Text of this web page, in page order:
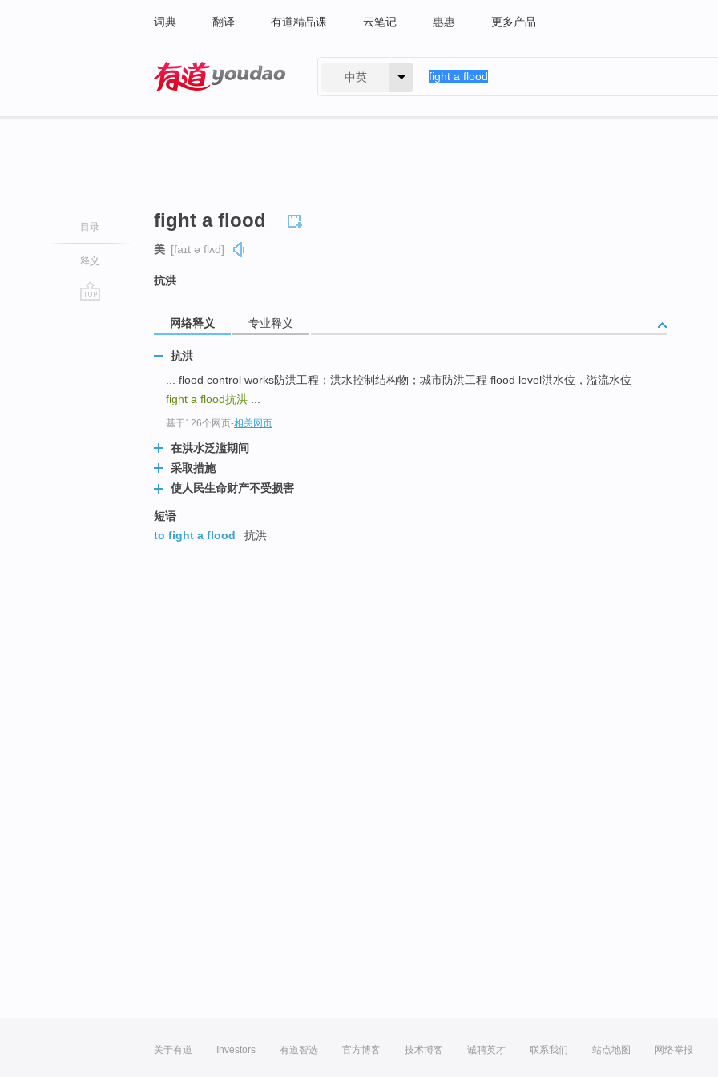
词典 翻译 有道精品课 云笔记 惠惠 更多产品
中英
目录
释义
fight a flood
美 [faɪt ə flʌd]
抗洪
网络释义 专业释义
抗洪
... flood control works防洪工程；洪水控制结构物；城市防洪工程 flood level洪水位，溢流水位
fight a flood抗洪
基于126个网页-相关网页
在洪水泛滥期间
采取措施
使人民生命财产不受损害
短语
to fight a flood
抗洪
关于有道 Investors 有道智选 官方博客 技术博客 诚聘英才 联系我们 站点地图 网络举报